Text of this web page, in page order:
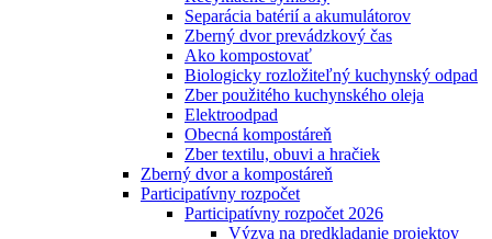
Separácia batérií a akumulátorov
Zberný dvor prevádzkový čas
Ako kompostovať
Biologicky rozložiteľný kuchynský odpad
Zber použitého kuchynského oleja
Elektroodpad
Obecná kompostáreň
Zber textilu, obuvi a hračiek
Zberný dvor a kompostáreň
Participatívny rozpočet
Participatívny rozpočet 2026
Výzva na predkladanie projektov